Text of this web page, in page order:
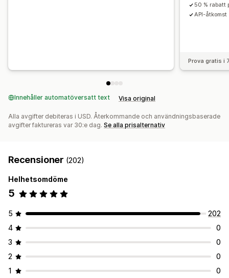
50 % rabatt
API-åtkomst
Prova gratis i
Innehåller automatöversatt text Visa original
Alla avgifter debiteras i USD. Återkommande och användningsbaserade
avgifter faktureras var 30:e dag. Se alla prisalternativ
Recensioner (202)
Helhetsomdöme
5
5
202
4
0
3
0
2
0
1
0